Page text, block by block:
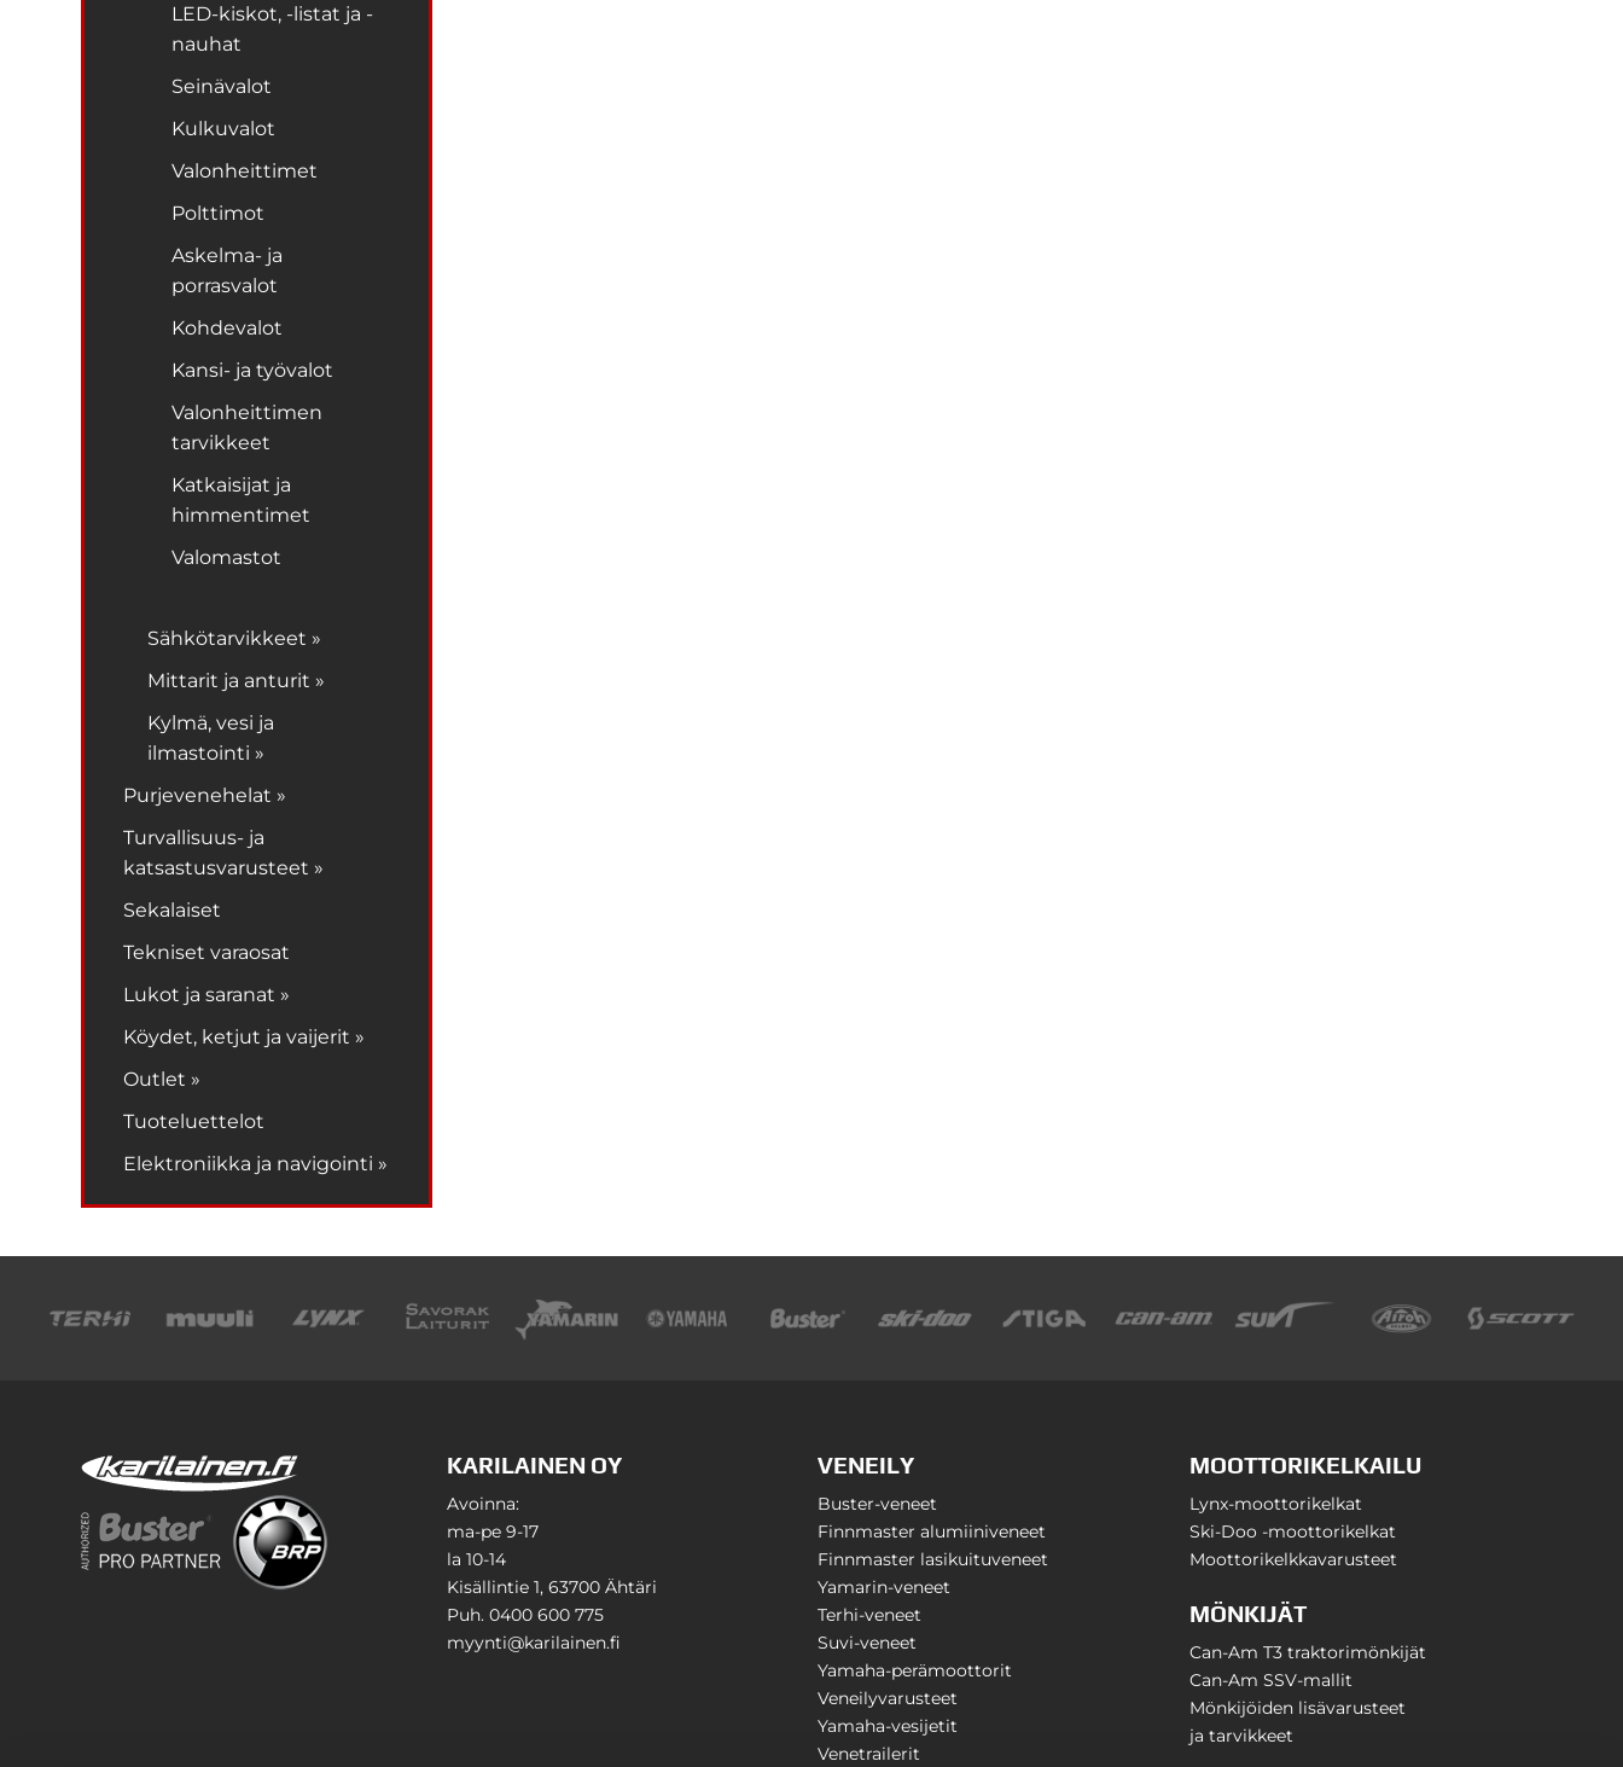
LED-kiskot, -listat ja -
nauhat
Seinävalot
Kulkuvalot
Valonheittimet
Polttimot
Askelma- ja
porrasvalot
Kohdevalot
Kansi- ja työvalot
Valonheittimen
tarvikkeet
Katkaisijat ja
himmentimet
Valomastot
Sähkötarvikkeet »
Mittarit ja anturit »
Kylmä, vesi ja
ilmastointi »
Purjevenehelat »
Turvallisuus- ja
katsastusvarusteet »
Sekalaiset
Tekniset varaosat
Lukot ja saranat »
Köydet, ketjut ja vaijerit »
Outlet »
Tuoteluettelot
Elektroniikka ja navigointi »
KARILAINEN OY
Avoinna:
ma-pe 9-17
la 10-14
Kisällintie 1, 63700 Ähtäri
Puh. 0400 600 775
myynti@karilainen.fi
VENEILY
Buster-veneet
Finnmaster alumiiniveneet
Finnmaster lasikuituveneet
Yamarin-veneet
Terhi-veneet
Suvi-veneet
Yamaha-perämoottorit
Veneilyvarusteet
Yamaha-vesijetit
Venetrailerit
MOOTTORIKELKAILU
Lynx-moottorikelkat
Ski-Doo -moottorikelkat
Moottorikelkkavarusteet
MÖNKIJÄT
Can-Am T3 traktorimönkijät
Can-Am SSV-mallit
Mönkijöiden lisävarusteet
ja tarvikkeet